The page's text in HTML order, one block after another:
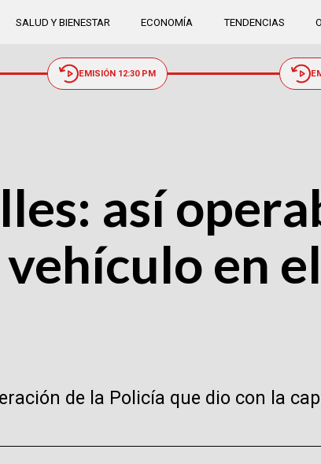
SALUD Y BIENESTAR ECONOMÍA TENDENCIAS
EMISIÓN 12:30 PM
así
en
de la Policía que dio con la